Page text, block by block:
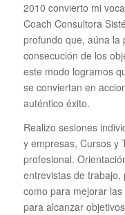
2010 convierto mi
Coach Consultora
profundo que, aúna la
consecución de los
este modo logramos
se conviertan en
auténtico éxito.
Realizo sesiones
y empresas, Cursos y
profesional.
entrevistas de
como para mejorar
para alcanzar